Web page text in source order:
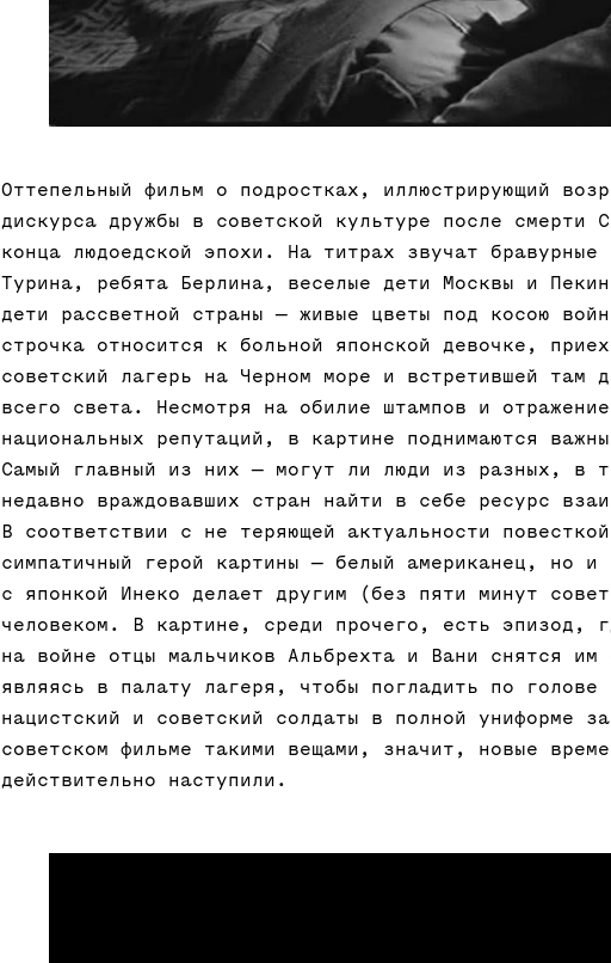
Оттепельный фильм о подростках, иллюстрирующий
дискурса дружбы в советской культуре после смерти
конца людоедской эпохи. На титрах звучат бравурные
Турина, ребята Берлина, веселые дети Москвы и
дети рассветной страны — живые цветы под косою
строчка относится к больной японской девочке,
советский лагерь на Черном море и встретившей там
всего света. Несмотря на обилие штампов и отражение
национальных репутаций, в картине поднимаются
Самый главный из них — могут ли люди из разных, в
недавно враждовавших стран найти в себе ресурс
В соответствии с не теряющей актуальности
симпатичный герой картины — белый американец, но и
с японкой Инеко делает другим (без пяти минут
человеком. В картине, среди прочего, есть эпизод,
на войне отцы мальчиков Альбрехта и Вани снятся им
являясь в палату лагеря, чтобы погладить по голове
нацистский и советский солдаты в полной униформе
советском фильме такими вещами, значит, новые
действительно наступили.